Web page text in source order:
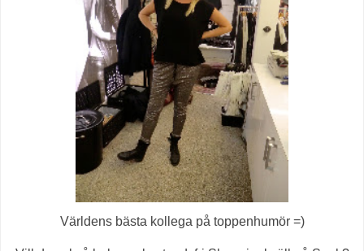
Världens bästa kollega på toppenhumör =)